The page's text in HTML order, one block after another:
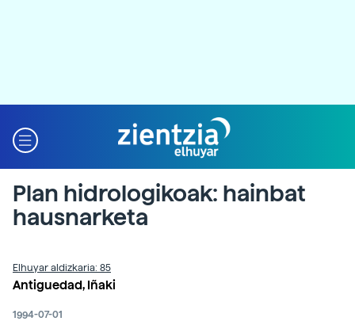
Plan hidrologikoak: hainbat
hausnarketa
Elhuyar aldizkaria: 85
Antiguedad, Iñaki
1994-07-01